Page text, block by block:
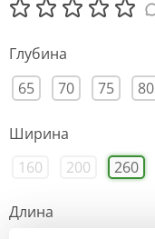
Глубина
65
70 75 80
Ширина
160
200 260
Длина